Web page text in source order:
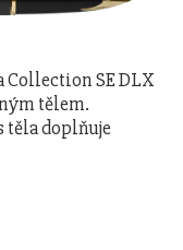
Collection SE DLX
tělem.
doplňuje
vzorem …